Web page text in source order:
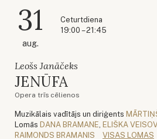
31
aug.
Ceturtdiena
19:00 – 21:45
Leošs Janāčeks
JENŪFA
Opera trīs cēlienos
Muzikālais vadītājs un diriģents
Lomās DANA BRAMANE ELIŠKA
RAIMONDS BRAMANIS
VISAS LOMAS